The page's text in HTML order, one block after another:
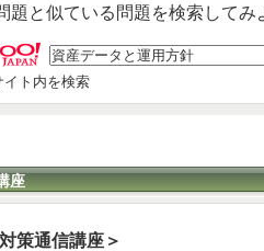
題と似ている問題を検索してみ
イト内を検索
座
策通信講座＞